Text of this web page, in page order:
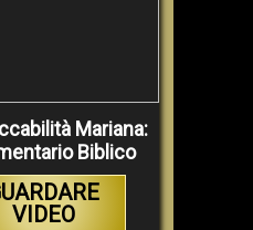
Mariana:
Biblico
VIDEO